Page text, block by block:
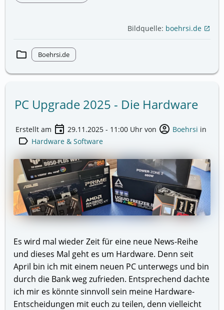
Bildquelle: boehrsi.de open_in_new
folder Boehrsi.de
PC Upgrade 2025 - Die Hardware
Erstellt am event 29.11.2025 - 11:00 Uhr von account_circle Boehrsi in
label Hardware & Software
Es wird mal wieder Zeit für eine neue News-Reihe
und dieses Mal geht es um Hardware. Denn seit
April bin ich mit einem neuen PC unterwegs und bin
durch die Bank weg zufrieden. Entsprechend dachte
ich mir es könnte sinnvoll sein meine Hardware-
Entscheidungen mit euch zu teilen, denn vielleicht